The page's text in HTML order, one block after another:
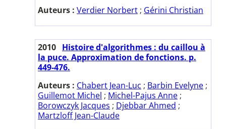
Auteurs : Verdier Norbert ; Gérini Christian
2010 Histoire d'algorithmes : du caillou à
la puce. Approximation de fonctions. p.
449-476.
Auteurs : Chabert Jean-Luc ; Barbin Evelyne ;
Guillemot Michel ; Michel-Pajus Anne ;
Borowczyk Jacques ; Djebbar Ahmed ;
Martzloff Jean-Claude